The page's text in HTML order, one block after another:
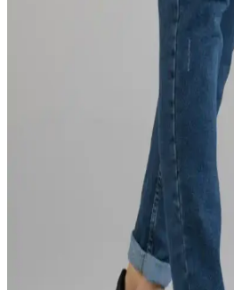
Modern tasarımı ve yüksek kaliteli
erkek siyah kanvas pantolon, rahatlık ve
kesim ve slim fit yapısıyla güncel ve
Wrangler Arizona Düz Kesim
Şıklık ve Konfor Sunar
Wrangler Arizona Straight Fit Pantolon,
tasarımıyla günlük kullanımda rahatlık
seçimiyle uzun ömürlü kullanım sunar.
2025'te Krem Rengi Erkek
Krem rengi erkek pantolonların şıklık
seçim için ipuçlarıyla stilinizi